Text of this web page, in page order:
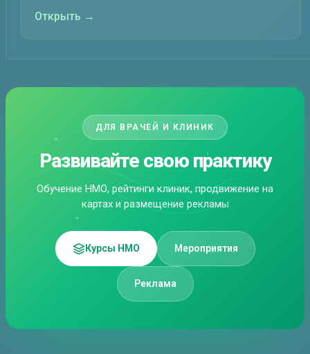
Открыть →
ДЛЯ ВРАЧЕЙ И КЛИНИК
Развивайте свою практику
Обучение НМО, рейтинги клиник, продвижение на
картах и размещение рекламы
Курсы НМО Мероприятия
Реклама